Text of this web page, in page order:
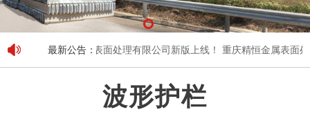
最新公告：
重庆精恒金属表面处理有限公司新版上线！ 重庆精恒金属表面处
波形护栏